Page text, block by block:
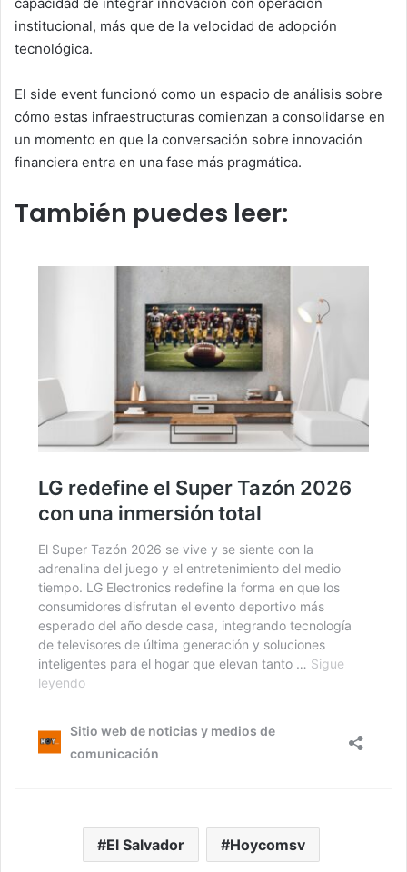
institucional, más que de la velocidad de adopción
tecnológica.
El side event funcionó como un espacio de análisis sobre
cómo estas infraestructuras comienzan a consolidarse en
un momento en que la conversación sobre innovación
financiera entra en una fase más pragmática.
También puedes leer:
El Salvador Hoycomsv